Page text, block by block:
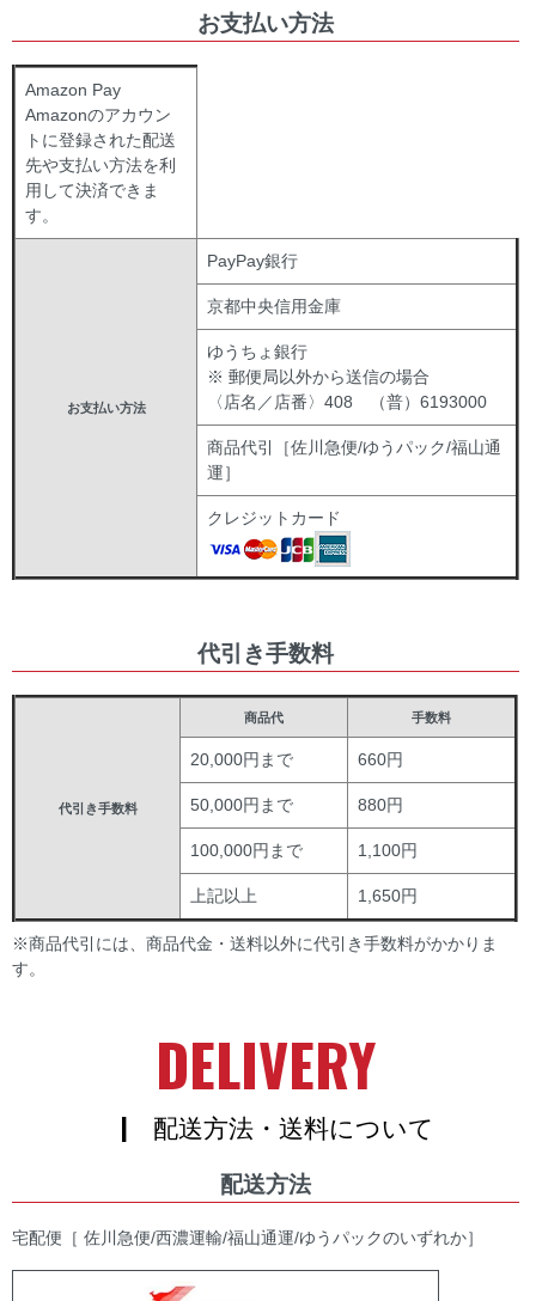
お支払い方法
Amazon Pay
Amazonのアカウン
トに登録された配送
先や支払い方法を利
用して決済できま
す。
お支払い方法
PayPay銀行
京都中央信用金庫
ゆうちょ銀行
※ 郵便局以外から送信の場合
〈店名／店番〉408 （普）6193000
商品代引［佐川急便/ゆうパック/福山通
運］
クレジットカード
代引き手数料
代引き手数料
商品代 手数料
20,000円まで 660円
50,000円まで 880円
100,000円まで 1,100円
上記以上 1,650円
※商品代引には、商品代金・送料以外に代引き手数料がかかりま
す。
DELIVERY
| 配送方法・送料について
配送方法
宅配便［ 佐川急便/西濃運輸/福山通運/ゆうパックのいずれか］